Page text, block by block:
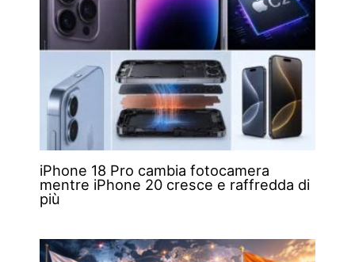
iPhone 18 Pro cambia fotocamera
mentre iPhone 20 cresce e raffredda di
più